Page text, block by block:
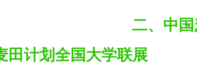
二、中
田计划全国大学联展